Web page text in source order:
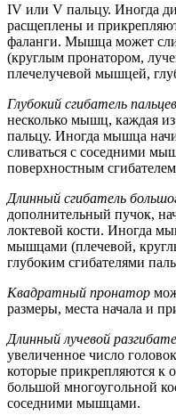
IV или V пальцу. Иногда
расщеплены и
фаланги. Мышца может
(круглым пронатором,
плечелучевой мышцей,
Глубокий сгибатель пальцев
несколько мышц, каждая
пальцу. Иногда мышца
сливаться с соседними
поверхностным
Длинный сгибатель
дополнительный пучок,
локтевой кости. Иногда
мышцами (плечевой,
глубоким сгибателями
Квадратный пронатор
размеры, места начала и
Длинный лучевой
увеличенное число
которые прикрепляются к
большой многоугольной
соседними мышцами.